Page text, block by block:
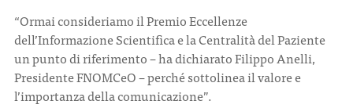
“Ormai consideriamo il Premio Eccellenze
dell’Informazione Scientifica e la Centralità del Paziente
un punto di riferimento – ha dichiarato Filippo Anelli,
Presidente FNOMCeO – perché sottolinea il valore e
l’importanza della comunicazione”.